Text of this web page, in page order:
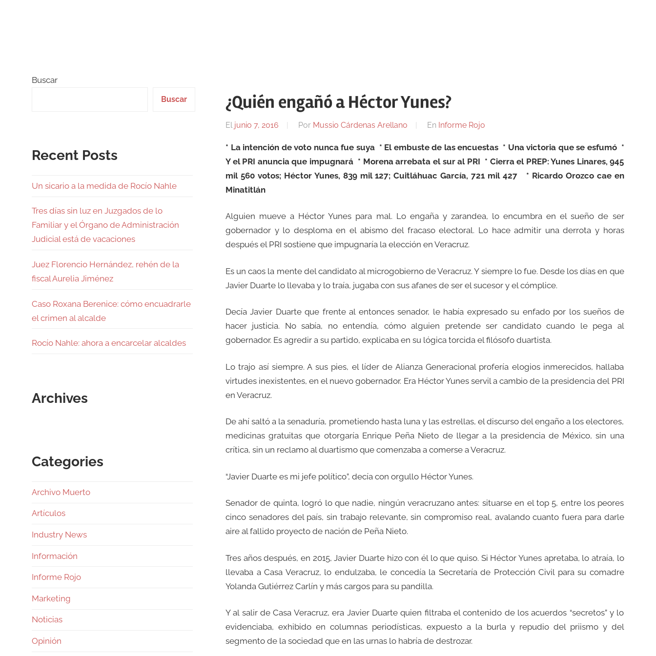
¿Quién engañó a Héctor Yunes?
El junio 7, 2016 Por Mussio Cárdenas Arellano En Informe Rojo
* La intención de voto nunca fue suya * El embuste de las encuestas * Una victoria que se esfumó *
Y el PRI anuncia que impugnará * Morena arrebata el sur al PRI * Cierra el PREP: Yunes Linares, 945
mil 560 votos; Héctor Yunes, 839 mil 127; Cuitláhuac García, 721 mil 427 * Ricardo Orozco cae en
Minatitlán
Alguien mueve a Héctor Yunes para mal. Lo engaña y zarandea, lo encumbra en el sueño de ser
gobernador y lo desploma en el abismo del fracaso electoral. Lo hace admitir una derrota y horas
después el PRI sostiene que impugnaría la elección en Veracruz.
Es un caos la mente del candidato al microgobierno de Veracruz. Y siempre lo fue. Desde los días en que
Javier Duarte lo llevaba y lo traía, jugaba con sus afanes de ser el sucesor y el cómplice.
Decía Javier Duarte que frente al entonces senador, le había expresado su enfado por los sueños de
hacer justicia. No sabía, no entendía, cómo alguien pretende ser candidato cuando le pega al
gobernador. Es agredir a su partido, explicaba en su lógica torcida el filósofo duartista.
Lo trajo así siempre. A sus pies, el líder de Alianza Generacional profería elogios inmerecidos, hallaba
virtudes inexistentes, en el nuevo gobernador. Era Héctor Yunes servil a cambio de la presidencia del PRI
en Veracruz.
De ahí saltó a la senaduría, prometiendo hasta luna y las estrellas, el discurso del engaño a los electores,
medicinas gratuitas que otorgaría Enrique Peña Nieto de llegar a la presidencia de México, sin una
crítica, sin un reclamo al duartismo que comenzaba a comerse a Veracruz.
“Javier Duarte es mi jefe político”, decía con orgullo Héctor Yunes.
Senador de quinta, logró lo que nadie, ningún veracruzano antes: situarse en el top 5, entre los peores
cinco senadores del país, sin trabajo relevante, sin compromiso real, avalando cuanto fuera para darle
aire al fallido proyecto de nación de Peña Nieto.
Tres años después, en 2015, Javier Duarte hizo con él lo que quiso. Si Héctor Yunes apretaba, lo atraía, lo
llevaba a Casa Veracruz, lo endulzaba, le concedía la Secretaría de Protección Civil para su comadre
Yolanda Gutiérrez Carlín y más cargos para su pandilla.
Y al salir de Casa Veracruz, era Javier Duarte quien filtraba el contenido de los acuerdos “secretos” y lo
evidenciaba, exhibido en columnas periodísticas, expuesto a la burla y repudio del priismo y del
segmento de la sociedad que en las urnas lo habría de destrozar.
Buscar
Buscar
Recent Posts
Un sicario a la medida de Rocío Nahle
Tres días sin luz en Juzgados de lo
Familiar y el Órgano de Administración
Judicial está de vacaciones
Juez Florencio Hernández, rehén de la
fiscal Aurelia Jiménez
Caso Roxana Berenice: cómo encuadrarle
el crimen al alcalde
Rocío Nahle: ahora a encarcelar alcaldes
Archives
Categories
Archivo Muerto
Artículos
Industry News
Información
Informe Rojo
Marketing
Noticias
Opinión